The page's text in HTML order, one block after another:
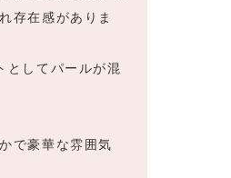
存在感がありま
としてパールが混
で豪華な雰囲気